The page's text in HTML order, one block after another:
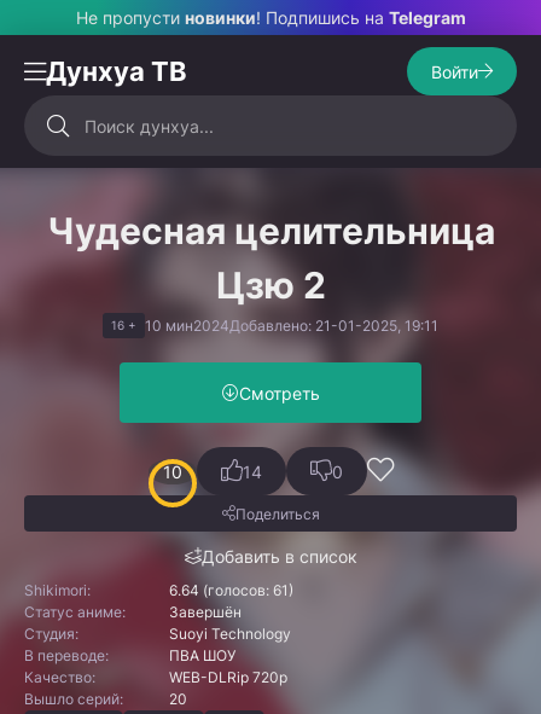
Не пропусти новинки! Подпишись на Telegram
Дунхуа ТВ Войти
Чудесная целительница
Цзю 2
16 + 10 мин2024Добавлено: 21-01-2025, 19:11
Смотреть
10
Добавить в список
14 0
Поделиться
Shikimori:
6.64 (голосов: 61)
Статус аниме:
Завершён
Студия:
Suoyi Technology
В переводе:
ПВА ШОУ
Качество:
WEB-DLRip 720p
Вышло серий:
20